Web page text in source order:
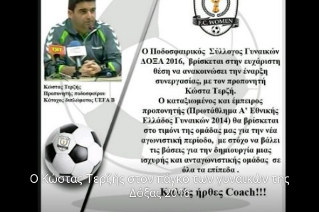
Ο Κώστας Τερζής στον πάγκο των γυναικών της
Δόξας 2016